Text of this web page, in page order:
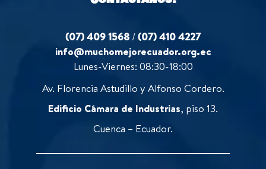
(07) 409 1568 /(07) 410 4227
info@muchomejorecuador.org.ec
Lunes-Viernes: 08:30-18:00
Av. Florencia Astudillo y Alfonso Cordero.
Edificio Cámara de Industrias, piso 13.
Cuenca – Ecuador.